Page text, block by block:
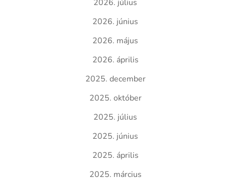
2026. július
2026. június
2026. május
2026. április
2025. december
2025. október
2025. július
2025. június
2025. április
2025. március